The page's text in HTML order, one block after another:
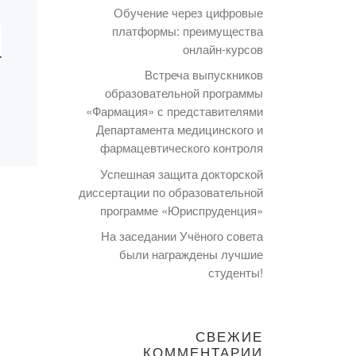
Обучение через цифровые
платформы: преимущества
онлайн-курсов
Встреча выпускников
образовательной программы
«Фармация» с представителями
Департамента медицинского и
фармацевтического контроля
Успешная защита докторской
диссертации по образовательной
программе «Юриспруденция»
На заседании Учёного совета
были награждены лучшие
студенты!
СВЕЖИЕ
КОММЕНТАРИИ